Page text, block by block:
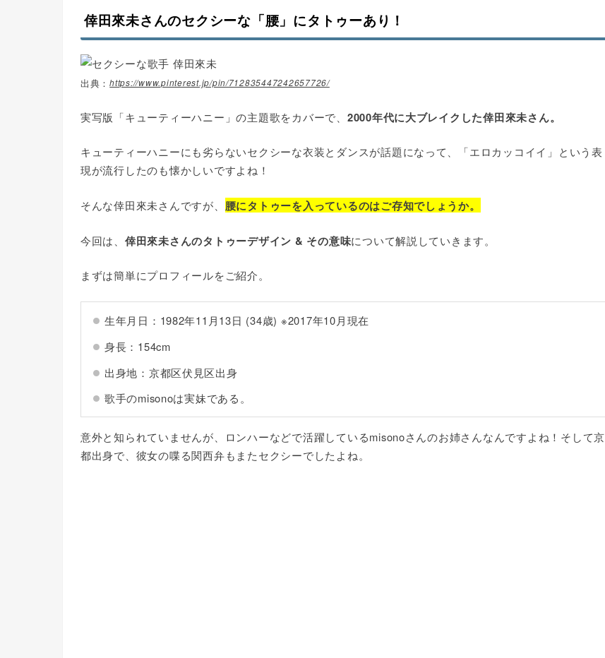
倖田來未さんのセクシーな「腰」にタトゥーあり！
https://www.pinterest.jp/pin/712835447242657726/
実写版「キューティーハニー」の主題歌をカバーで、 2000年代に大ブレイクした倖田來未さん。
キューティーハニーにも劣らないセクシーな衣装とダンスが話題になって、「エロカッコイイ」という表
現が流行したのも懐かしいですよね！
そんな倖田來未さんですが、 腰にタトゥーを入っているのはご存知でしょうか。
今回は、 倖田來未さんのタトゥーデザイン & その意味について解説していきます。
まずは簡単にプロフィールをご紹介。
生年月日：1982年11月13日 (34歳) ※2017年10月現在
身長：154cm
出身地：京都区伏見区出身
歌手のmisonoは実妹である。
意外と知られていませんが、ロンハーなどで活躍しているmisonoさんのお姉さんなんですよね！そして京
都出身で、彼女の喋る関西弁もまたセクシーでしたよね。